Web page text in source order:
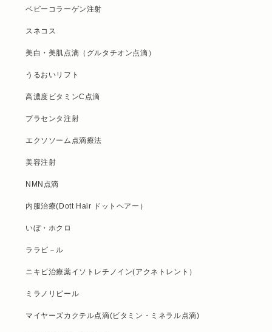
ベビーコラーゲン注射
スネコス
美白・美肌点滴（グルタチオン点滴）
うるおいリフト
高濃度ビタミンC点滴
プラセンタ注射
エクソソーム点滴療法
美容注射
NMN点滴
内服治療(Dott Hair ドットヘアー）
いぼ・ホクロ
ララピ－ル
ニキビ治療薬イソトレチノイン(アクネトレント）
ミラノリピール
マイヤーズカクテル点滴(ビタミン・ミネラル点滴)